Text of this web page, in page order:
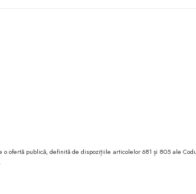
ofertă publică, definită de dispozițiile articolelor 681 și 805 ale